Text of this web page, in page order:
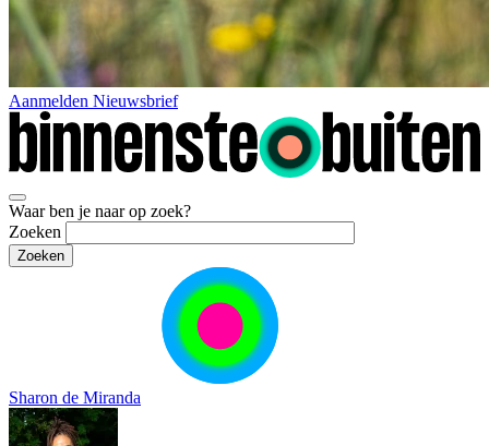
Aanmelden Nieuwsbrief
Waar ben je naar op zoek?
Zoeken
Sharon de Miranda